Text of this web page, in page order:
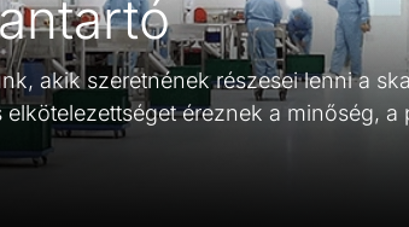
akik szeretnének részesei lenni a
éreznek a minőség, a